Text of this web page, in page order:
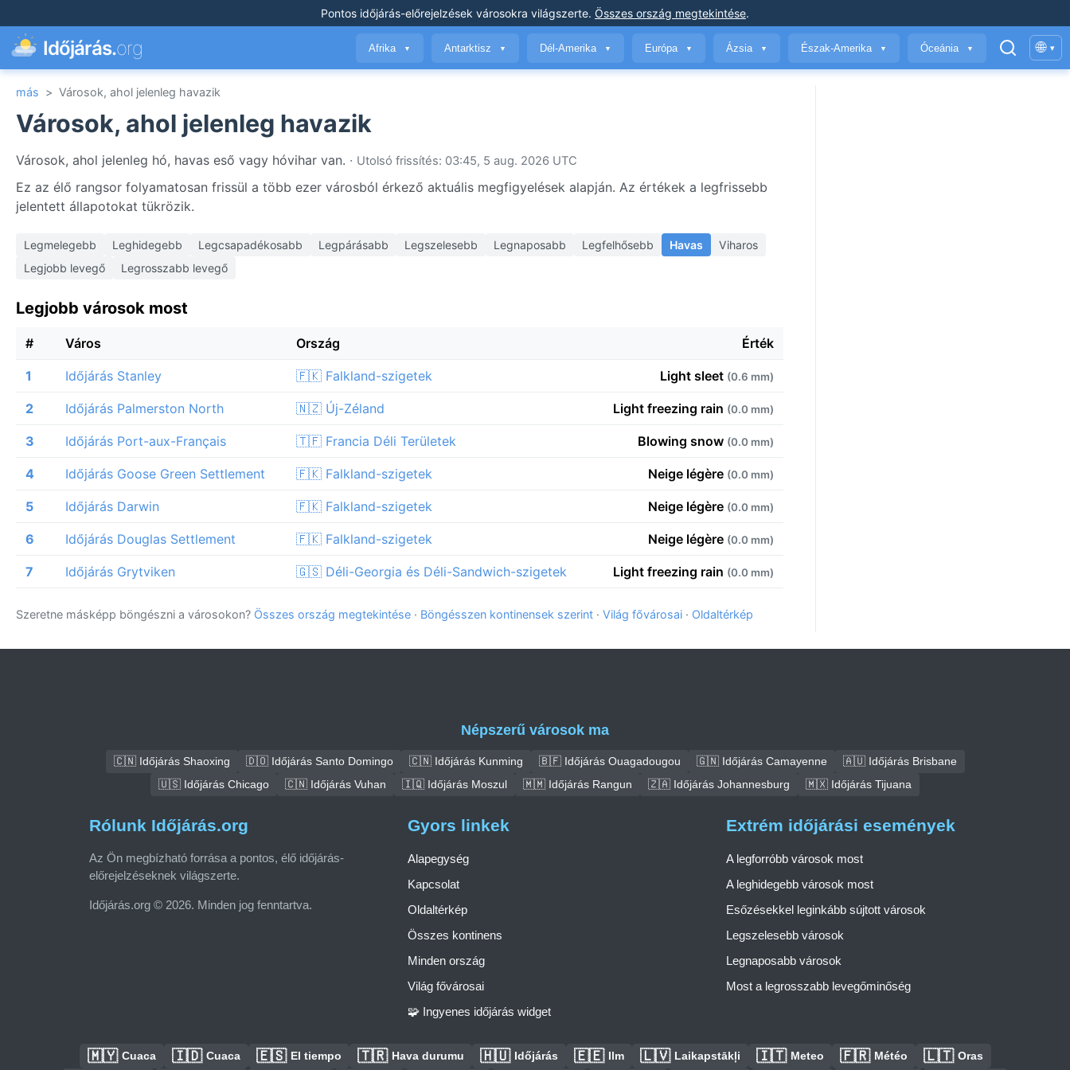
Pontos időjárás-előrejelzések városokra világszerte. Összes ország megtekintése.
Időjárás.org Afrika ▼ Antarktisz ▼ Dél-Amerika ▼ Európa ▼ Ázsia ▼ Észak-Amerika ▼ Óceánia ▼ 🌐 ▾
más > Városok, ahol jelenleg havazik
Városok, ahol jelenleg havazik
Városok, ahol jelenleg hó, havas eső vagy hóvihar van. · Utolsó frissítés: 03:45, 5 aug. 2026 UTC
Ez az élő rangsor folyamatosan frissül a több ezer városból érkező aktuális megfigyelések alapján. Az értékek a legfrissebb
jelentett állapotokat tükrözik.
Legmelegebb Leghidegebb Legcsapadékosabb Legpárásabb Legszelesebb Legnaposabb Legfelhősebb Havas
Viharos
Legjobb levegő
Legrosszabb levegő
Legjobb városok most
# Város Ország Érték
1 Időjárás Stanley 🇫🇰 Falkland-szigetek Light sleet (0.6 mm)
2 Időjárás Palmerston North 🇳🇿 Új-Zéland Light freezing rain (0.0 mm)
3 Időjárás Port-aux-Français 🇹🇫 Francia Déli Területek Blowing snow (0.0 mm)
4 Időjárás Goose Green Settlement 🇫🇰 Falkland-szigetek Neige légère (0.0 mm)
5 Időjárás Darwin 🇫🇰 Falkland-szigetek Neige légère (0.0 mm)
6 Időjárás Douglas Settlement 🇫🇰 Falkland-szigetek Neige légère (0.0 mm)
7 Időjárás Grytviken 🇬🇸 Déli-Georgia és Déli-Sandwich-szigetek Light freezing rain (0.0 mm)
Szeretne másképp böngészni a városokon? Összes ország megtekintése · Böngésszen kontinensek szerint · Világ fővárosai · Oldaltérkép
Népszerű városok ma
🇨🇳 Időjárás Shaoxing 🇩🇴 Időjárás Santo Domingo 🇨🇳 Időjárás Kunming 🇧🇫 Időjárás Ouagadougou 🇬🇳 Időjárás Camayenne
🇦🇺 Időjárás Brisbane
🇺🇸 Időjárás Chicago
🇨🇳 Időjárás Vuhan 🇮🇶 Időjárás Moszul 🇲🇲 Időjárás Rangun 🇿🇦 Időjárás Johannesburg 🇲🇽 Időjárás Tijuana
Rólunk Időjárás.org
Az Ön megbízható forrása a pontos, élő időjárás-
előrejelzéseknek világszerte.
Időjárás.org © 2026. Minden jog fenntartva.
Gyors linkek
Alapegység
Kapcsolat
Oldaltérkép
Összes kontinens
Minden ország
Világ fővárosai
🧩 Ingyenes időjárás widget
Extrém időjárási események
A legforróbb városok most
A leghidegebb városok most
Esőzésekkel leginkább sújtott városok
Legszelesebb városok
Legnaposabb városok
Most a legrosszabb levegőminőség
🇲🇾 Cuaca 🇮🇩 Cuaca 🇪🇸 El tiempo 🇹🇷 Hava durumu 🇭🇺 Időjárás 🇪🇪 Ilm 🇱🇻 Laikapstākļi 🇮🇹 Meteo 🇫🇷 Météo 🇱🇹 Oras